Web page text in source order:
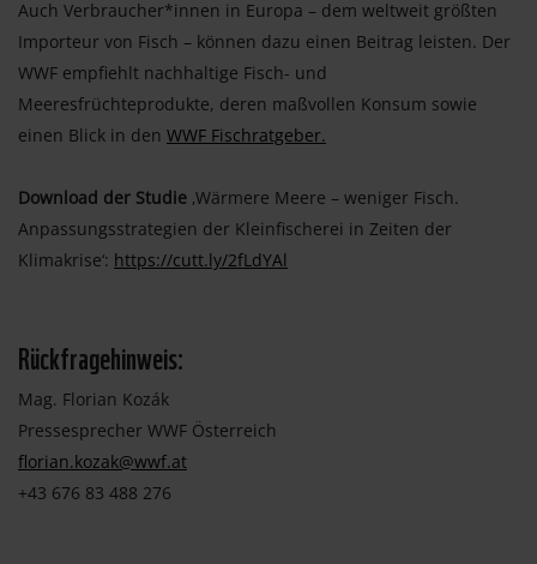
Auch Verbraucher*innen in Europa – dem weltweit größten
Importeur von Fisch – können dazu einen Beitrag leisten. Der
WWF empfiehlt nachhaltige Fisch- und
Meeresfrüchteprodukte, deren maßvollen Konsum sowie
einen Blick in den WWF Fischratgeber.
Download der Studie ‚Wärmere Meere – weniger Fisch.
Anpassungsstrategien der Kleinfischerei in Zeiten der
Klimakrise‘: https://cutt.ly/2fLdYAl
Rückfragehinweis:
Mag. Florian Kozák
Pressesprecher WWF Österreich
florian.kozak@wwf.at
+43 676 83 488 276